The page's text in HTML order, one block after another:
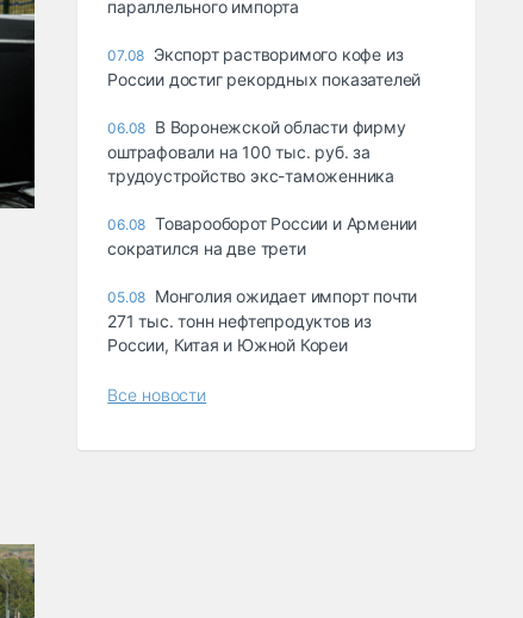
параллельного импорта
07.08 Экспорт растворимого кофе из
России достиг рекордных показателей
06.08 В Воронежской области фирму
оштрафовали на 100 тыс. руб. за
трудоустройство экс-таможенника
06.08 Товарооборот России и Армении
сократился на две трети
05.08 Монголия ожидает импорт почти
271 тыс. тонн нефтепродуктов из
России, Китая и Южной Кореи
Все новости